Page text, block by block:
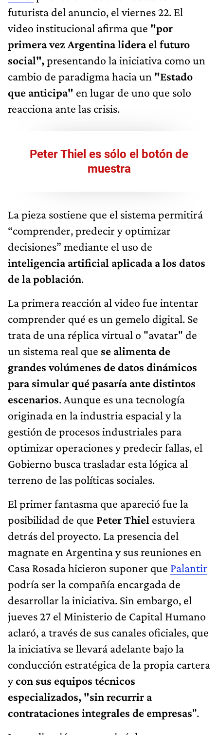
futurista del anuncio, el viernes 22. El
video institucional afirma que "por
primera vez Argentina lidera el futuro
social",presentando la iniciativa como un
cambio de paradigma hacia un "Estado
que anticipa" en lugar de uno que solo
reacciona ante las crisis.
Peter Thiel es sólo el botón de
muestra
La pieza sostiene que el sistema permitirá
“comprender, predecir y optimizar
decisiones” mediante el uso de
inteligencia artificial aplicada a los datos
de la población.
La primera reacción al video fue intentar
comprender qué es un gemelo digital. Se
trata de una réplica virtual o "avatar" de
un sistema real que se alimenta de
grandes volúmenes de datos dinámicos
para simular qué pasaría ante distintos
escenarios. Aunque es una tecnología
originada en la industria espacial y la
gestión de procesos industriales para
optimizar operaciones y predecir fallas, el
Gobierno busca trasladar esta lógica al
terreno de las políticas sociales.
El primer fantasma que apareció fue la
posibilidad de que Peter Thiel estuviera
detrás del proyecto. La presencia del
magnate en Argentina y sus reuniones en
Casa Rosada hicieron suponer que Palantir
podría ser la compañía encargada de
desarrollar la iniciativa. Sin embargo, el
jueves 27 el Ministerio de Capital Humano
aclaró, a través de sus canales oficiales, que
la iniciativa se llevará adelante bajo la
conducción estratégica de la propia cartera
ycon sus equipos técnicos
especializados, "sin recurrir a
contrataciones integrales de empresas".